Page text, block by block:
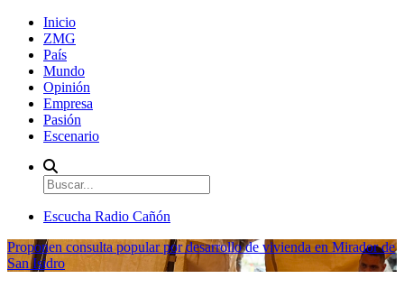
Inicio
ZMG
País
Mundo
Opinión
Empresa
Pasión
Escenario
Escucha Radio Cañón
Proponen consulta popular por desarrollo de vivienda en Mirador de
San Isidro